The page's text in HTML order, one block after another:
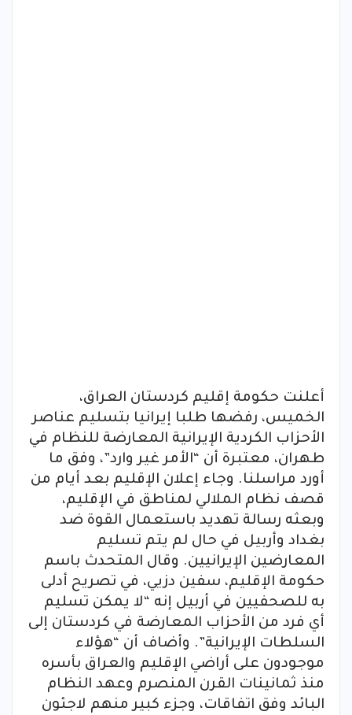
أعلنت حكومة إقليم كردستان العراق،
الخميس، رفضها طلبا إيرانيا بتسليم عناصر
الأحزاب الكردية الإيرانية المعارضة للنظام في
طهران، معتبرة أن “الأمر غير وارد”، وفق ما
أورد مراسلنا. وجاء إعلان الإقليم بعد أيام من
قصف نظام الملالي لمناطق في الإقليم،
وبعثه رسالة تهديد باستعمال القوة ضد
بغداد وأربيل في حال لم يتم تسليم
المعارضين الإيرانيين. وقال المتحدث باسم
حكومة الإقليم، سفين دزيي، في تصريح أدلى
به للصحفيين في أربيل إنه “لا يمكن تسليم
أي فرد من الأحزاب المعارضة في كردستان إلى
السلطات الإيرانية”. وأضاف أن “هؤلاء
موجودون على أراضي الإقليم والعراق بأسره
منذ ثمانينات القرن المنصرم وعهد النظام
البائد وفق اتفاقات، وجزء كبير منهم لاجئون